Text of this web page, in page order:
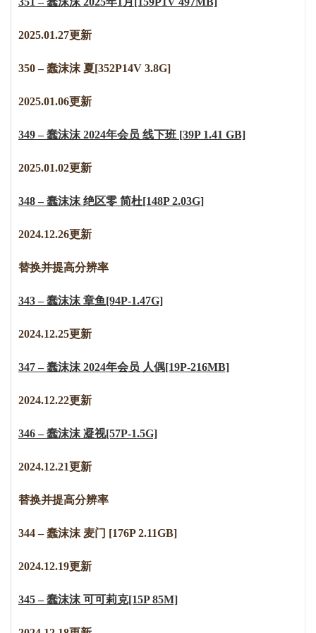
2025.01.27更新
350 – 蠢沫沫 夏[352P14V 3.8G]
2025.01.06更新
349 – 蠢沫沫 2024年会员 线下班 [39P 1.41 GB]
2025.01.02更新
348 – 蠢沫沫 绝区零 简杜[148P 2.03G]
2024.12.26更新
替换并提高分辨率
343 – 蠢沫沫 章鱼[94P-1.47G]
2024.12.25更新
347 – 蠢沫沫 2024年会员 人偶[19P-216MB]
2024.12.22更新
346 – 蠢沫沫 凝视[57P-1.5G]
2024.12.21更新
替换并提高分辨率
344 – 蠢沫沫 麦门 [176P 2.11GB]
2024.12.19更新
345 – 蠢沫沫 可可莉克[15P 85M]